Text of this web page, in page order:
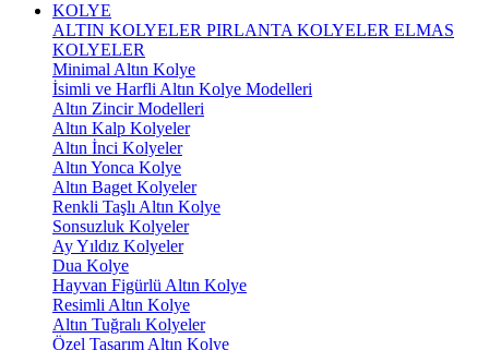
KOLYE
ALTIN KOLYELER PIRLANTA KOLYELER ELMAS
KOLYELER
Minimal Altın Kolye
İsimli ve Harfli Altın Kolye Modelleri
Altın Zincir Modelleri
Altın Kalp Kolyeler
Altın İnci Kolyeler
Altın Yonca Kolye
Altın Baget Kolyeler
Renkli Taşlı Altın Kolye
Sonsuzluk Kolyeler
Ay Yıldız Kolyeler
Dua Kolye
Hayvan Figürlü Altın Kolye
Resimli Altın Kolye
Altın Tuğralı Kolyeler
Özel Tasarım Altın Kolye